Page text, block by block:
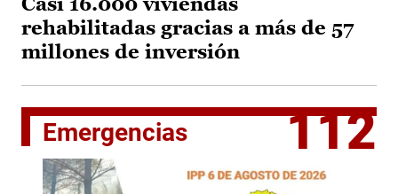
rehabilitadas gracias a más de 57
millones de inversión
Emergencias 112